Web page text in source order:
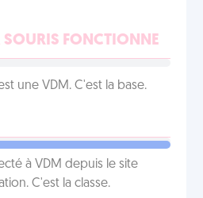
SOURIS FONCTIONNE
une VDM. C'est la base.
à VDM depuis le site
C'est la classe.